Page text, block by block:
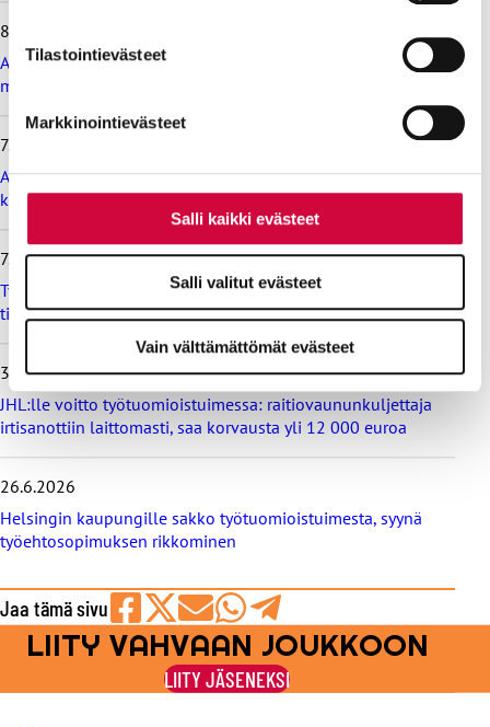
parantavia, ja osaa käytetään tilastointi- tai
Tilastointievästeet
Markkinointievästeet
Salli kaikki evästeet
Salli valitut evästeet
Vain välttämättömät evästeet
i
s
i
ä
t
u
i
s
e
t
8.7.2026
Ammattiliitto JHL vastustaa valtiokonttoria koskevan lain
muutosta
7.7.2026
Ammattiliitto JHL vastustaa maksullisia avoimia
korkeakoulututkintoja
7.7.2026
Työtapaturma- ja ammattitautivakuutus turvaa työelämässä,
tiedä ainakin tämä vakuutuksesta
30.6.2026
JHL:lle voitto työtuomioistuimessa: raitiovaununkuljettaja
irtisanottiin laittomasti, saa korvausta yli 12 000 euroa
26.6.2026
Helsingin kaupungille sakko työtuomioistuimesta, syynä
työehtosopimuksen rikkominen
Jaa tämä sivu
Jaa
Facebookissa
Jaa
viestipalvelu
X:ssä
Jaa
sähköpostilla
Jaa
WhatsAppilla
Jaa
Telegramilla
LIITY VAHVAAN JOUKKOON
LIITY JÄSENEKSI